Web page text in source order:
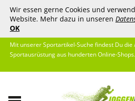
Wir essen gerne Cookies und
Website. Mehr dazu in unseren
OK
Mit unserer Sportartikel-Suche findest Du die
Sportausrüstung aus hunderten Online-Shops.